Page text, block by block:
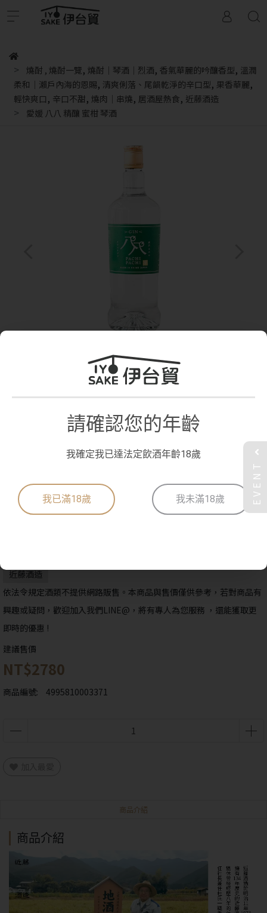
請確認您的年齡
我確定我已達法定飲酒年齡18歲
我已滿18歲 我未滿18歲
抱歉!
燒酎 , 燒酎一覽, 燒酎｜琴酒｜烈酒, 香氣華麗的吟釀香型, 溫潤
柔和｜瀨戶內海的恩賜, 清爽俐落、尾韻乾淨的辛口型, 果香華麗,
輕快爽口 , 辛口不甜, 燒肉｜串燒, 居酒屋熱食, 近藤酒造
愛媛 八八 精釀 蜜柑 琴酒
愛媛 八八 精釀 蜜柑 琴酒
使用日本溫州蜜柑的頂級品牌「真穴蜜柑」的七種原料及杜松子蒸餾而
成的精釀琴酒。充滿柑橘、綠葉、藍天和海洋的香味。
「Pachipachi」這個名字的由來來自採摘的聲音，這是真穴地區精心採
原料 杜松子、7種與愛媛柑橘類相關的植物原料 -
容量 720 毫升
酒精度數 48%
近藤酒造
依法令規定酒類不提供網路販售。本商品與售價僅供參考，若對商品有
興趣或疑問，歡迎加入我們LINE@，將有專人為您服務 ，還能獲取更
即時的優惠 !
建議售價
NT$2780
商品編號: 4995810003371
商品介紹
商品介紹
EVENT